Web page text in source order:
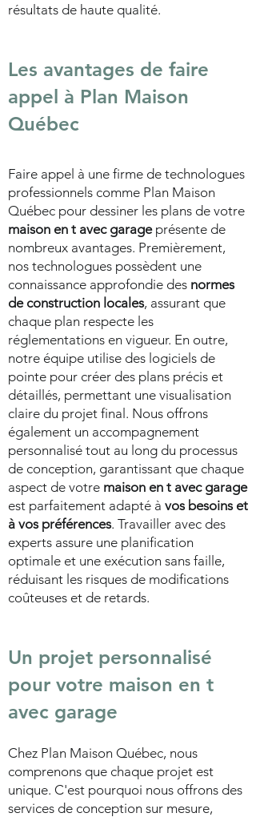
résultats de haute qualité.
Les avantages de faire
appel à Plan Maison
Québec
Faire appel à une firme de technologues
professionnels comme Plan Maison
Québec pour dessiner les plans de votre
maison en t avec garageprésente de
nombreux avantages. Premièrement,
nos technologues possèdent une
connaissance approfondie des normes
de construction locales, assurant que
chaque plan respecte les
réglementations en vigueur. En outre,
notre équipe utilise des logiciels de
pointe pour créer des plans précis et
détaillés, permettant une visualisation
claire du projet final. Nous offrons
également un accompagnement
personnalisé tout au long du processus
de conception, garantissant que chaque
aspect de votre maison en t avec garage
est parfaitement adapté à vos besoins et
à vos préférences. Travailler avec des
experts assure une planification
optimale et une exécution sans faille,
réduisant les risques de modifications
coûteuses et de retards.
Un projet personnalisé
pour votre maison en t
avec garage
Chez Plan Maison Québec, nous
comprenons que chaque projet est
unique. C'est pourquoi nous offrons des
services de conception sur mesure,